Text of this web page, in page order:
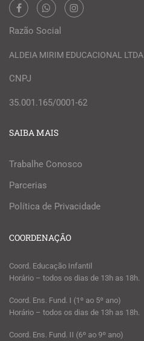
Razão Social
ALDEIA MIRIM EDUCACIONAL LTDA
CNPJ
35.001.165/0001-62
SAIBA MAIS
Trabalhe Conosco
Parcerias
Política de Privacidade
COORDENAÇÃO
Coord. Educação Infantil
Horário – todos os dias de 13h as 18h.
Coord. Ens. Fund. I (1º ao 5º ano)
Horário – todos os dias de 13h as 18h.
Coord. Ens. Fund. II (6º ao 9º ano)